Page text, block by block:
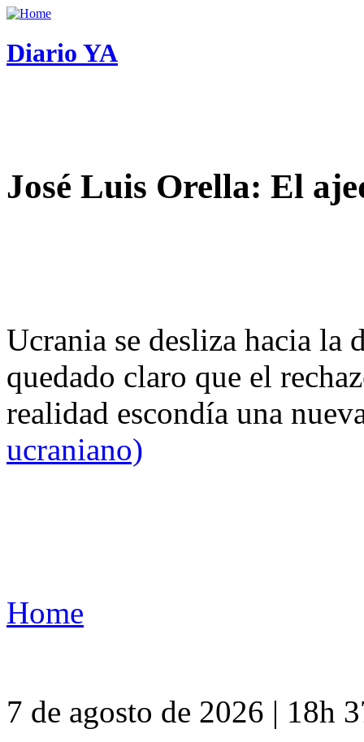
Diario YA
José Luis Orella: El
Ucrania se desliza hacia
quedado claro que el
realidad escondía una
ucraniano)
Home
7 de agosto de 2026 | 18h